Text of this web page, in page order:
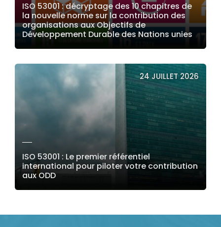
ISO 53001 : décryptage des 10 chapitres de
la nouvelle norme sur la contribution des
organisations aux Objectifs de
Développement Durable des Nations unies
LIRE LA SUITE
24 JUILLET 2026
ISO 53001 : Le premier référentiel
international pour piloter votre contribution
aux ODD